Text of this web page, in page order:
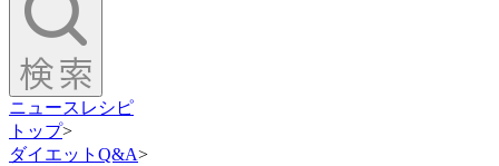
ニュース レシピ
トップ>
ダイエットQ&A>